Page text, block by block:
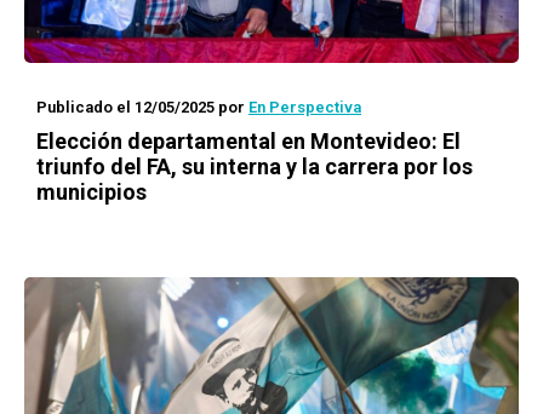
Publicado el 12/05/2025 por En Perspectiva
Elección departamental en Montevideo: El
triunfo del FA, su interna y la carrera por los
municipios